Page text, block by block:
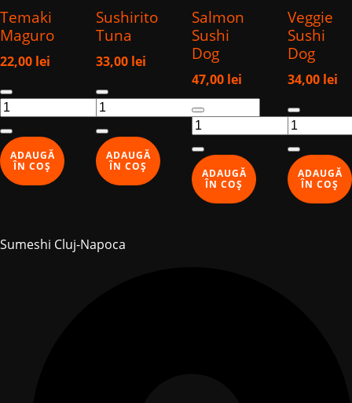
Temaki
Maguro
22,00 lei
Cantitate
Temaki
Maguro
ADAUGĂ
ÎN COȘ
Sushirito
Tuna
33,00 lei
Cantitate
Sushirito
Tuna
ADAUGĂ
ÎN COȘ
Salmon
Sushi
Dog
47,00 lei
Cantitate
Salmon
Sushi
Dog
ADAUGĂ
ÎN COȘ
Veggie
Sushi
Dog
34,00 lei
Cantitate
Veggie
Sushi
Dog
ADAUGĂ
ÎN COȘ
Sumeshi Cluj-Napoca